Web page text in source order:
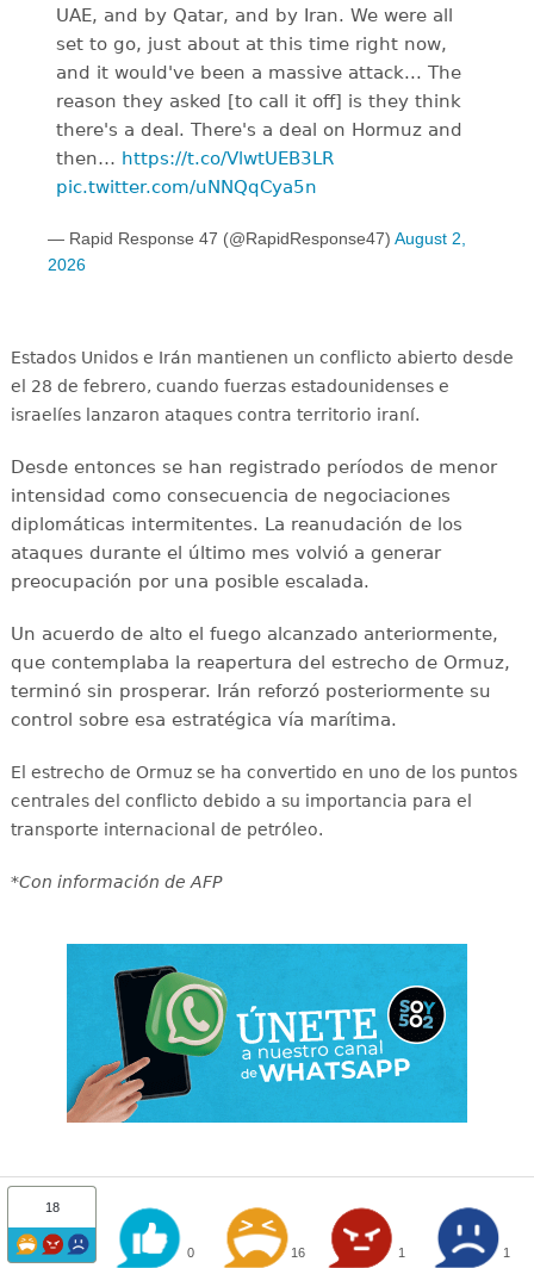
UAE, and by Qatar, and by Iran. We were all
set to go, just about at this time right now,
and it would've been a massive attack... The
reason they asked [to call it off] is they think
there's a deal. There's a deal on Hormuz and
then… https://t.co/VlwtUEB3LR
pic.twitter.com/uNNQqCya5n
— Rapid Response 47 (@RapidResponse47) August 2,
2026
Estados Unidos e Irán mantienen un conflicto abierto desde
el 28 de febrero, cuando fuerzas estadounidenses e
israelíes lanzaron ataques contra territorio iraní.
Desde entonces se han registrado períodos de menor
intensidad como consecuencia de negociaciones
diplomáticas intermitentes. La reanudación de los
ataques durante el último mes volvió a generar
preocupación por una posible escalada.
Un acuerdo de alto el fuego alcanzado anteriormente,
que contemplaba la reapertura del estrecho de Ormuz,
terminó sin prosperar. Irán reforzó posteriormente su
control sobre esa estratégica vía marítima.
El estrecho de Ormuz se ha convertido en uno de los puntos
centrales del conflicto debido a su importancia para el
transporte internacional de petróleo.
*Con información de AFP
18
0 16 1 1